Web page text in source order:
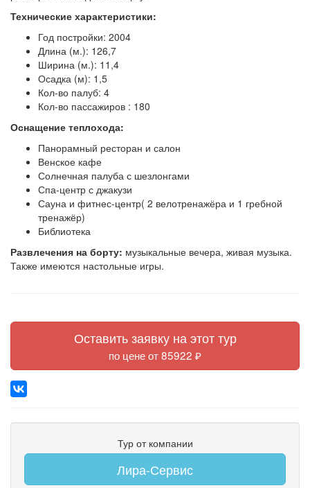
Технические характеристики:
Год постройки: 2004
Длина (м.): 126,7
Ширина (м.): 11,4
Осадка (м): 1,5
Кол-во палуб: 4
Кол-во пассажиров : 180
Оснащение теплохода:
Панорамный ресторан и салон
Венское кафе
Солнечная палуба с шезлонгами
Спа-центр с джакузи
Сауна и фитнес-центр( 2 велотренажёра и 1 гребной
тренажёр)
Библиотека
Развлечения на борту: музыкальные вечера, живая музыка.
Также имеются настольные игры.
Оставить заявку на этот тур
по цене от 85922 ₽
Тур от компании
Лира-Сервис